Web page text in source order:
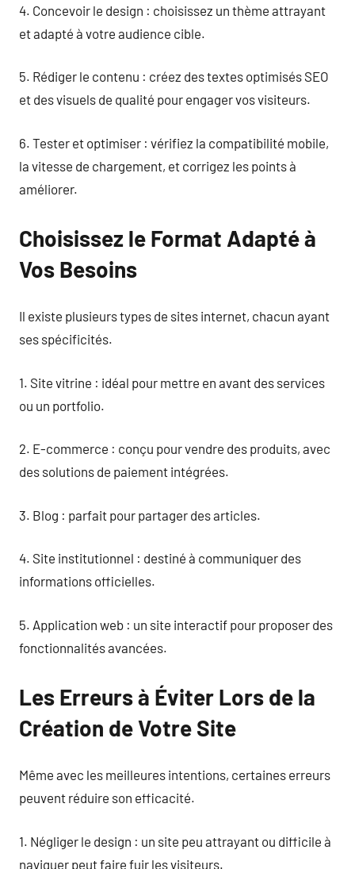
4. Concevoir le design : choisissez un thème attrayant
et adapté à votre audience cible.
5. Rédiger le contenu : créez des textes optimisés SEO
et des visuels de qualité pour engager vos visiteurs.
6. Tester et optimiser : vérifiez la compatibilité mobile,
la vitesse de chargement, et corrigez les points à
améliorer.
Choisissez le Format Adapté à
Vos Besoins
Il existe plusieurs types de sites internet, chacun ayant
ses spécificités.
1. Site vitrine : idéal pour mettre en avant des services
ou un portfolio.
2. E-commerce : conçu pour vendre des produits, avec
des solutions de paiement intégrées.
3. Blog : parfait pour partager des articles.
4. Site institutionnel : destiné à communiquer des
informations officielles.
5. Application web : un site interactif pour proposer des
fonctionnalités avancées.
Les Erreurs à Éviter Lors de la
Création de Votre Site
Même avec les meilleures intentions, certaines erreurs
peuvent réduire son efficacité.
1. Négliger le design : un site peu attrayant ou difficile à
naviguer peut faire fuir les visiteurs.